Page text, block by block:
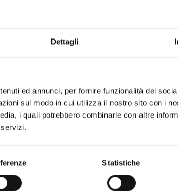
Dettagli
ed annunci, per fornire funzionalità dei
sul modo in cui utilizza il nostro sito con i
i quali potrebbero combinarle con altre
Statistiche
richiesta
mission dust devils -
€
Disponibile su
Visualizza